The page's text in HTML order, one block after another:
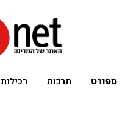
ספורט תרבות רכילות